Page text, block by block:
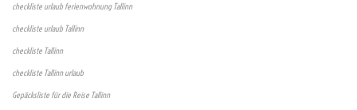
checkliste urlaub ferienwohnung Tallinn
checkliste urlaub Tallinn
checkliste Tallinn
checkliste Tallinn urlaub
Gepäcksliste für die Reise Tallinn